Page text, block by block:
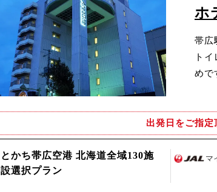
ホ
帯広
ト
めで
出発日をご指定
とかち帯広空港 北海道全域130施
設選択プラン
マ